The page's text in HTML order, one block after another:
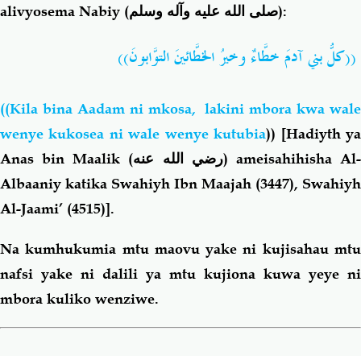
alivyosema Nabiy (صلى الله عليه وآله وسلم):
((كلُّ بني آدمَ خطَّاءٌ وخيرُ الخطَّائينَ التوَّابونَ))
((Kila bina Aadam ni mkosa, lakini mbora kwa wale
wenye kukosea ni wale wenye kutubia)) [Hadiyth ya
Anas bin Maalik
(رضي الله عنه) ameisahihisha Al-
Albaaniy katika Swahiyh Ibn Maajah (3447), Swahiyh
Al-Jaami’ (4515)].
Na kumhukumia mtu maovu yake ni kujisahau mtu
nafsi yake ni dalili ya mtu kujiona kuwa yeye ni
mbora kuliko wenziwe.